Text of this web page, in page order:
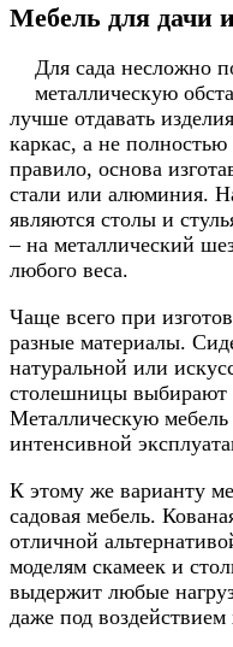
Мебель для дачи
Для сада несложно
металлическую
лучше отдавать
каркас, а не
правило, основа
стали или алюминия.
являются столы и
– на металлический
любого веса.
Чаще всего при
разные материалы.
натуральной или
столешницы выбирают
Металлическую
интенсивной
К этому же варианту
садовая мебель.
отличной
моделям скамеек и
выдержит любые
даже под воздействием